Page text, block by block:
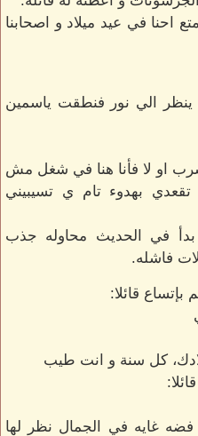
احنا في عيد ميلاد و اصحابنا
الي نور فنطقت ياسمين
او لا فأنا هنا في شغل مش
بهدوء تام ي تسيبيني
في الحديث محاوله جذب
فاشله.
قائلا:
كل سنة و انت طيب
فضه غايه في الجمال نظر لها